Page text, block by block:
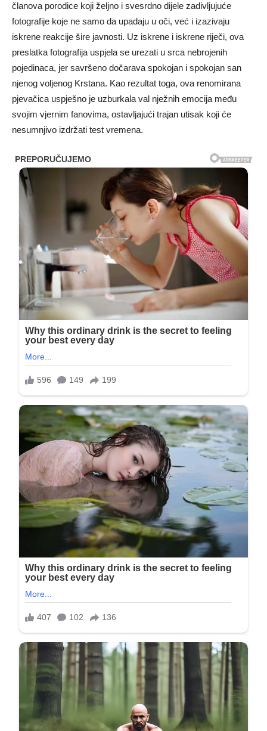
članova porodice koji željno i svesrdno dijele zadivljujuće
fotografije koje ne samo da upadaju u oči, već i izazivaju
iskrene reakcije šire javnosti. Uz iskrene i iskrene riječi, ova
preslatka fotografija uspjela se urezati u srca nebrojenih
pojedinaca, jer savršeno dočarava spokojan i spokojan san
njenog voljenog Krstana. Kao rezultat toga, ova renomirana
pjevačica uspješno je uzburkala val nježnih emocija među
svojim vjernim fanovima, ostavljajući trajan utisak koji će
nesumnjivo izdržati test vremena.